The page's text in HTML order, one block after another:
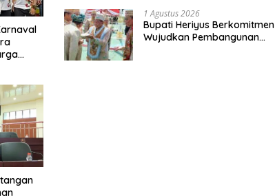
1 Agustus 2026
Bupati Heriyus Berkomitmen
Wujudkan Pembangunan